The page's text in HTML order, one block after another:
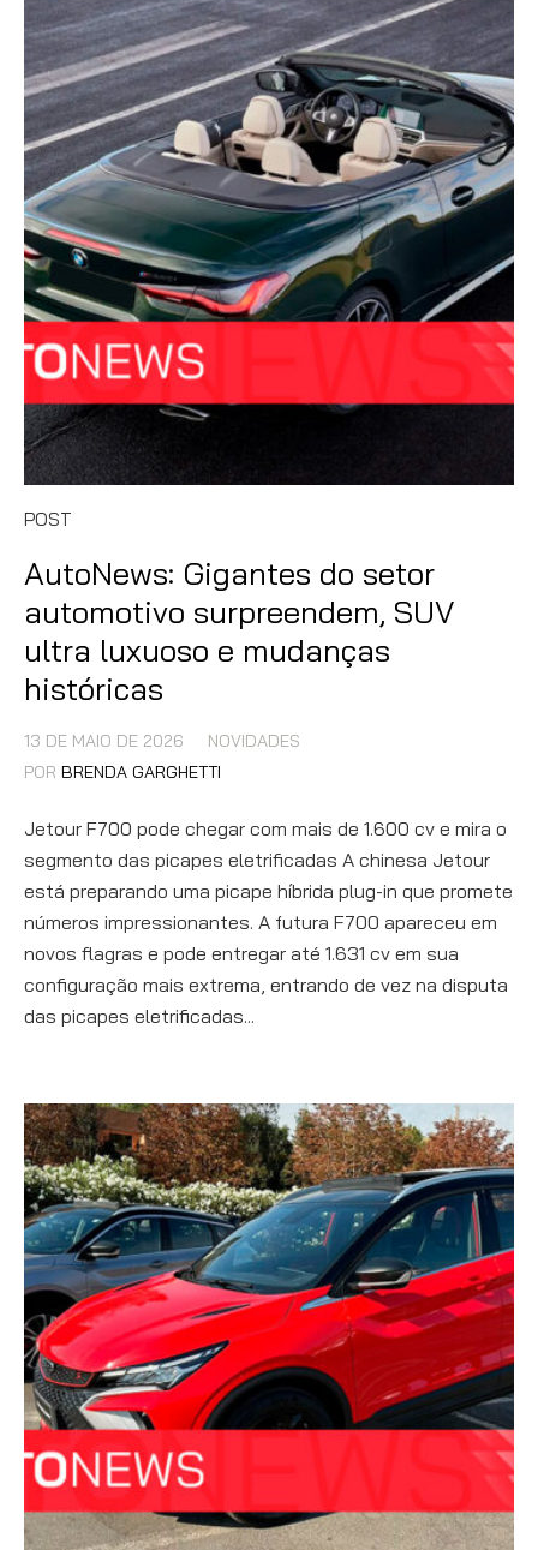
POST
AutoNews: Gigantes do setor
automotivo surpreendem, SUV
ultra luxuoso e mudanças
históricas
13 DE MAIO DE 2026
NOVIDADES
POR BRENDA GARGHETTI
Jetour F700 pode chegar com mais de 1.600 cv e mira o
segmento das picapes eletrificadas A chinesa Jetour
está preparando uma picape híbrida plug-in que promete
números impressionantes. A futura F700 apareceu em
novos flagras e pode entregar até 1.631 cv em sua
configuração mais extrema, entrando de vez na disputa
das picapes eletrificadas...